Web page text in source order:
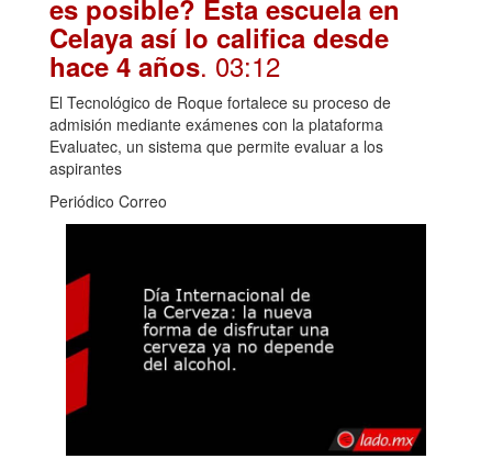
es posible? Esta escuela en
Celaya así lo califica desde
hace 4 años. 03:12
El Tecnológico de Roque fortalece su proceso de
admisión mediante exámenes con la plataforma
Evaluatec, un sistema que permite evaluar a los
aspirantes
Periódico Correo